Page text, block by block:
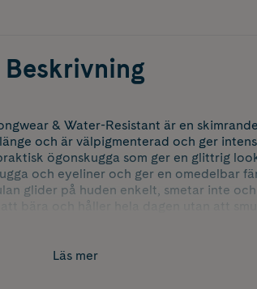
Beskrivning
& Water-Resistant är en
och är välpigmenterad och ger
ögonskugga som ger en glittrig
och eyeliner och ger en omedelbar
glider på huden enkelt, smetar inte
bära och håller hela dagen utan att
Läs mer